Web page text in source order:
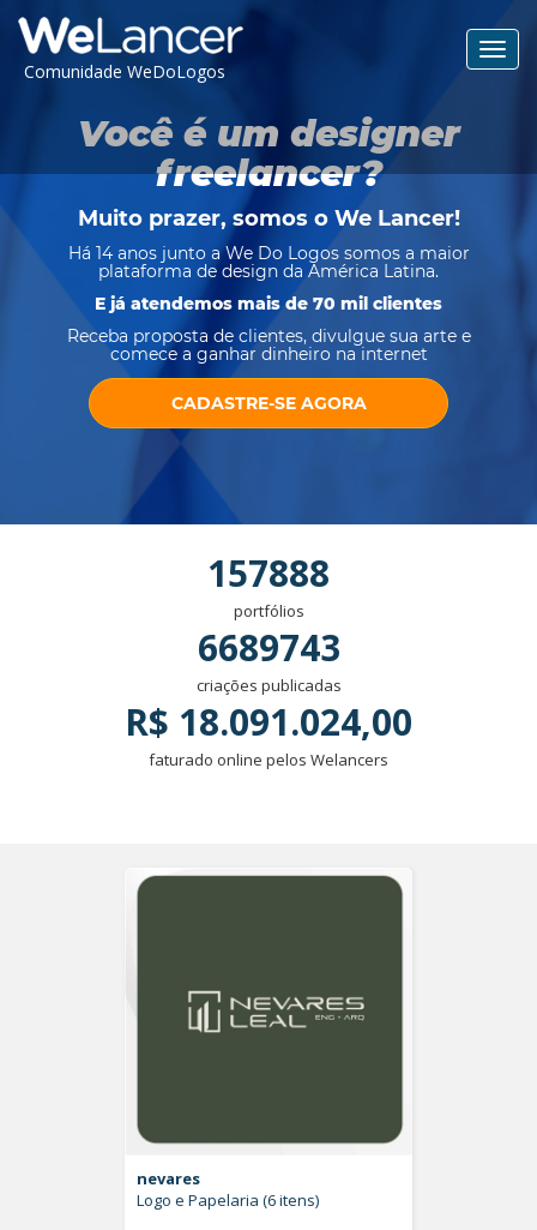
Comunidade WeDoLogos
Você é um designer
freelancer?
Muito prazer, somos o We Lancer!
Há 14 anos junto a We Do Logos somos a maior
plataforma de design da América Latina.
E já atendemos mais de 70 mil clientes
Receba proposta de clientes, divulgue sua arte e
comece a ganhar dinheiro na internet
CADASTRE-SE AGORA
157888
portfólios
6689743
criações publicadas
R$ 18.091.024,00
faturado online pelos Welancers
nevares
Logo e Papelaria (6 itens)